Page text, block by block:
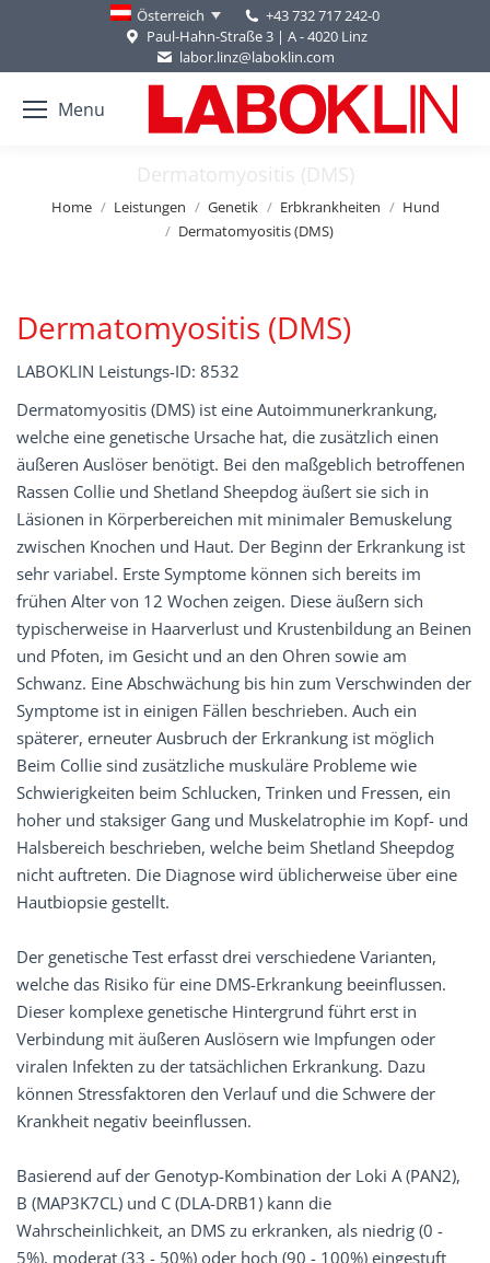
Österreich
+43 732 717 242-0
Paul-Hahn-Straße 3 | A - 4020 Linz
labor.linz@laboklin.com
Menu
Dermatomyositis (DMS)
You are here:
Home Leistungen Genetik Erbkrankheiten
Hund
Dermatomyositis (DMS)
Dermatomyositis (DMS)
LABOKLIN Leistungs-ID: 8532
Dermatomyositis (DMS) ist eine Autoimmunerkrankung,
welche eine genetische Ursache hat, die zusätzlich einen
äußeren Auslöser benötigt. Bei den maßgeblich betroffenen
Rassen Collie und Shetland Sheepdog äußert sie sich in
Läsionen in Körperbereichen mit minimaler Bemuskelung
zwischen Knochen und Haut. Der Beginn der Erkrankung ist
sehr variabel. Erste Symptome können sich bereits im
frühen Alter von 12 Wochen zeigen. Diese äußern sich
typischerweise in Haarverlust und Krustenbildung an Beinen
und Pfoten, im Gesicht und an den Ohren sowie am
Schwanz. Eine Abschwächung bis hin zum Verschwinden der
Symptome ist in einigen Fällen beschrieben. Auch ein
späterer, erneuter Ausbruch der Erkrankung ist möglich
Beim Collie sind zusätzliche muskuläre Probleme wie
Schwierigkeiten beim Schlucken, Trinken und Fressen, ein
hoher und staksiger Gang und Muskelatrophie im Kopf- und
Halsbereich beschrieben, welche beim Shetland Sheepdog
nicht auftreten. Die Diagnose wird üblicherweise über eine
Hautbiopsie gestellt.
Der genetische Test erfasst drei verschiedene Varianten,
welche das Risiko für eine DMS-Erkrankung beeinflussen.
Dieser komplexe genetische Hintergrund führt erst in
Verbindung mit äußeren Auslösern wie Impfungen oder
viralen Infekten zu der tatsächlichen Erkrankung. Dazu
können Stressfaktoren den Verlauf und die Schwere der
Krankheit negativ beeinflussen.
Basierend auf der Genotyp-Kombination der Loki A (PAN2),
B (MAP3K7CL) und C (DLA-DRB1) kann die
Wahrscheinlichkeit, an DMS zu erkranken, als niedrig (0 -
5%), moderat (33 - 50%) oder hoch (90 - 100%) eingestuft